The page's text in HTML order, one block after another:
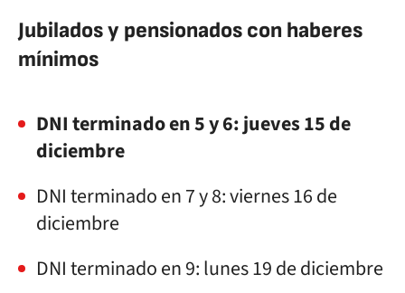
Jubilados y pensionados con haberes
mínimos
DNI terminado en 5 y 6: jueves 15 de
diciembre
DNI terminado en 7 y 8: viernes 16 de
diciembre
DNI terminado en 9: lunes 19 de diciembre